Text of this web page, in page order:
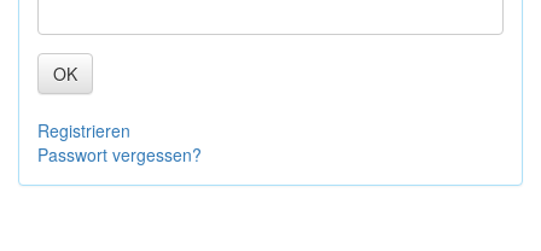
OK
Registrieren
Passwort vergessen?